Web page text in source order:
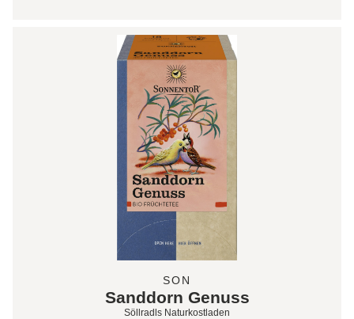
SON
Sanddorn Genuss
Söllradls Naturkostladen